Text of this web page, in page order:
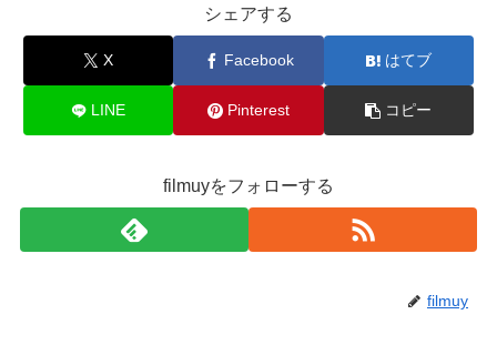
シェアする
X Facebook はてブ
LINE Pinterest コピー
filmuyをフォローする
filmuy